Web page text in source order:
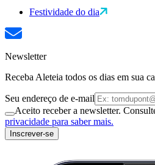
Festividade do dia
Newsletter
Receba Aleteia todos os dias em sua
Seu endereço de e-mail
Aceito receber a newsletter.
privacidade para saber mais.
Inscrever-se